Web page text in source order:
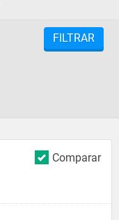
FILTRAR
Comparar